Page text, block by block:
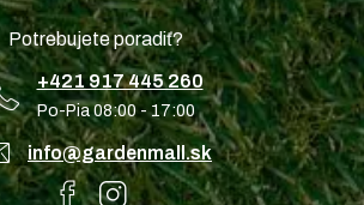
Potrebujete poradiť?
+421 917 445 260
Po-Pia 08:00 - 17:00
info@gardenmall.sk